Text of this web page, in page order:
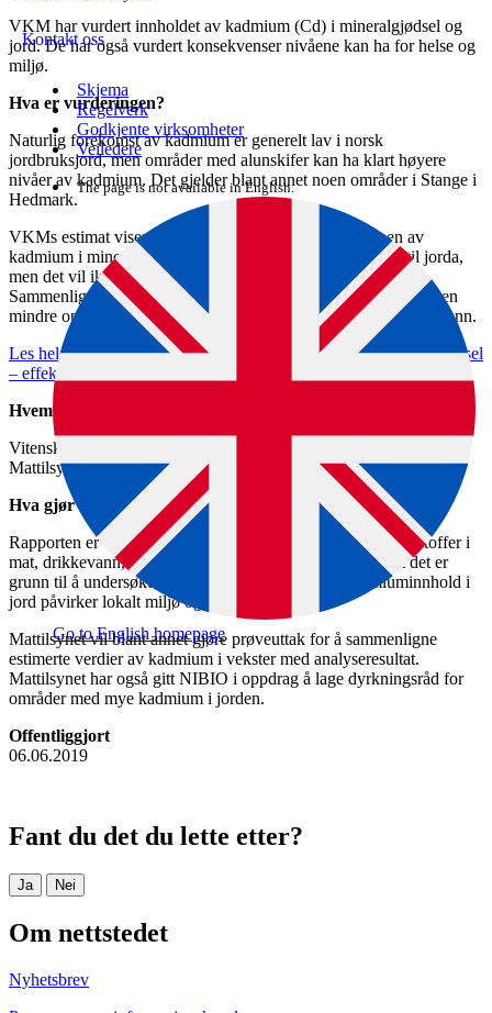
Kontakt oss
Skjema
Regelverk
Godkjente virksomheter
Veiledere
The page is not available in English.
Go to English homepage
VKM har vurdert innholdet av kadmium (Cd) i mineralgjødsel og
jord. De har også vurdert konsekvenser nivåene kan ha for helse og
miljø.
Hva er vurderingen?
Naturlig forekomst av kadmium er generelt lav i norsk
jordbruksjord, men områder med alunskifer kan ha klart høyere
nivåer av kadmium. Det gjelder blant annet noen områder i Stange i
Hedmark.
VKMs estimat viser at effekten av å øke konsentrasjonen av
kadmium i mineralgjødsel vil øke tilførselen av kadmium til jorda,
men det vil ikke føre til opphopning av kadmium over tid.
Sammenlignet med tidligere vurderinger viser denne vurderingen
mindre opphopning i jord, men mer utvasking av kadmium til vann.
Les hele vurderingen på VKMs nettsider: Kadmium i mineralgjødsel
– effekt på helse og miljø (vkm.no)
Hvem utførte oppdraget?
Vitenskapskomiteen for mattrygghet (VKM), på vegne av
Mattilsynet.
Hva gjør Mattilsynet videre?
Rapporten er verdifull for det videre arbeidet med fremmedstoffer i
mat, drikkevann, jord og gjødselvarer. Estimatene viser at det er
grunn til å undersøke mer hvordan naturlig høgt kadmiuminnhold i
jord påvirker lokalt miljø og opptak i planter.
Mattilsynet vil blant annet gjøre prøveuttak for å sammenligne
estimerte verdier av kadmium i vekster med analyseresultat.
Mattilsynet har også gitt NIBIO i oppdrag å lage dyrkningsråd for
områder med mye kadmium i jorden.
Offentliggjort
06.06.2019
Fant du det du lette etter?
Ja Nei
Om nettstedet
Nyhetsbrev